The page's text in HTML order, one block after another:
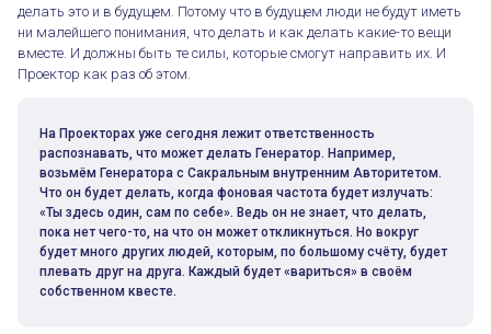
делать это и в будущем. Потому что в будущем люди не будут иметь
ни малейшего понимания, что делать и как делать какие-то вещи
вместе. И должны быть те силы, которые смогут направить их. И
Проектор как раз об этом.
На Проекторах уже сегодня лежит ответственность
распознавать, что может делать Генератор. Например,
возьмём Генератора с Сакральным внутренним Авторитетом.
Что он будет делать, когда фоновая частота будет излучать:
«Ты здесь один, сам по себе». Ведь он не знает, что делать,
пока нет чего-то, на что он может откликнуться. Но вокруг
будет много других людей, которым, по большому счёту, будет
плевать друг на друга. Каждый будет «вариться» в своём
собственном квесте.